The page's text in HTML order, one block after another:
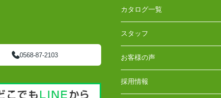
0568-87-2103
カタログ一覧
スタッフ
お客様の声
採用情報